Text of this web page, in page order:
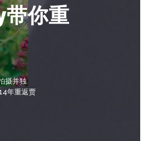
你重
摄并独
年重返贾